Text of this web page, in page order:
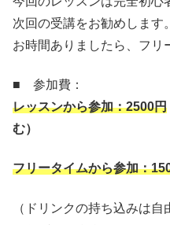
次回の受講をお勧めします。
お時間ありましたら、フリ
■ 参加費：
レッスンから参加：2500円
む）
フリータイムから参加：
（ドリンクの持ち込みは